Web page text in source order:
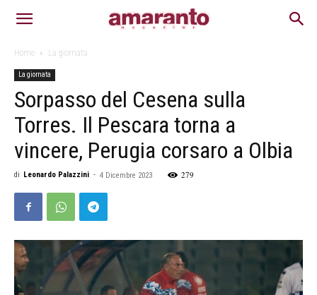
Home La giornata
La giornata
Sorpasso del Cesena sulla
Torres. Il Pescara torna a
vincere, Perugia corsaro a Olbia
di Leonardo Palazzini - 4 Dicembre 2023 279